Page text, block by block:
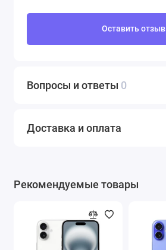
Оставить отзыв
Вопросы и ответы 0
Доставка и оплата
Рекомендуемые товары